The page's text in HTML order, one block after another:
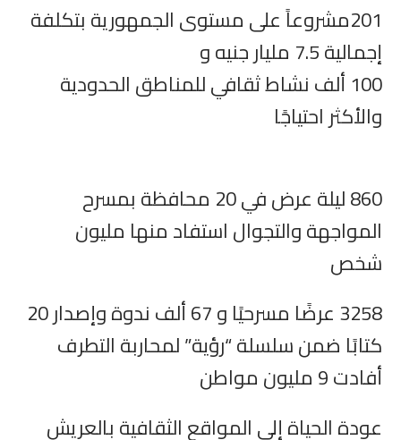
201مشروعاً على مستوى الجمهورية بتكلفة
إجمالية 7.5 مليار ‏جنيه و
‏100 ألف نشاط ثقافي للمناطق الحدودية
والأكثر احتياجًا ‏
860 ليلة عرض في 20 محافظة بمسرح
المواجهة والتجوال ‏استفاد منها مليون
شخص
‏3258 عرضًا مسرحيًا و 67 ألف ندوة وإصدار 20
كتابًا ضمن ‏سلسلة “رؤية” لمحاربة التطرف
أفادت 9 مليون مواطن
عودة الحياة إلى المواقع الثقافية بالعريش